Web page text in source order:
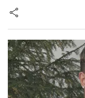
Carreras de montaña
"Helmuga"